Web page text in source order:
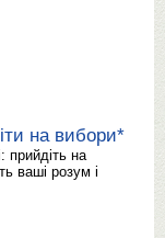
на вибори*
прийдіть на
ваші розум і